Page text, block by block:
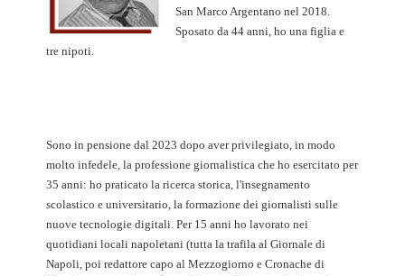
San Marco Argentano nel 2018.
Sposato da 44 anni, ho una figlia e
tre nipoti.
Sono in pensione dal 2023 dopo aver privilegiato, in modo
molto infedele, la professione giornalistica che ho esercitato per
35 anni: ho praticato la ricerca storica, l'insegnamento
scolastico e universitario, la formazione dei giornalisti sulle
nuove tecnologie digitali. Per 15 anni ho lavorato nei
quotidiani locali napoletani (tutta la trafila al Giornale di
Napoli, poi redattore capo al Mezzogiorno e Cronache di